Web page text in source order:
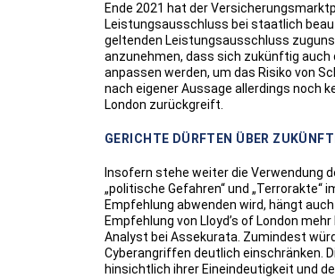
Ende 2021 hat der
Leistungsausschluss bei staatlich
geltenden Leistungsausschluss
anzunehmen, dass sich zukünftig
anpassen werden, um das Risiko von
nach eigener Aussage allerdings noch
London zurückgreift.
GERICHTE DÜRFTEN ÜBER
Insofern stehe weiter die Verwendung
„politische Gefahren“ und
Empfehlung abwenden wird, hängt
Empfehlung von Lloyd’s of London
Analyst bei Assekurata. Zumindest
Cyberangriffen deutlich einschränken.
hinsichtlich ihrer Eineindeutigkeit und